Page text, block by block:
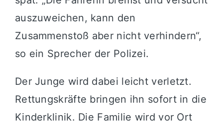
auszuweichen, kann den
Zusammenstoß aber nicht verhindern“,
so ein Sprecher der Polizei.
Der Junge wird dabei leicht verletzt.
Rettungskräfte bringen ihn sofort in die
Kinderklinik. Die Familie wird vor Ort